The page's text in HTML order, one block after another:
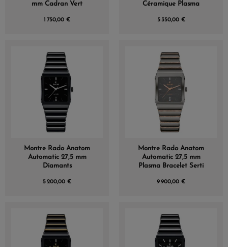
mm Cadran Vert
1 750,00 €
Céramique Plasma
5 350,00 €
Montre Rado Anatom
Automatic 27,5 mm
Diamants
5 200,00 €
Montre Rado Anatom
Automatic 27,5 mm
Plasma Bracelet Serti
9 900,00 €